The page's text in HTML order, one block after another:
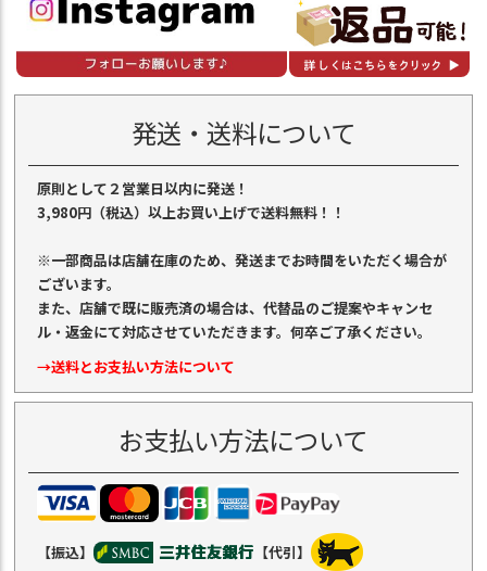
発送・送料について
原則として２営業日以内に発送！
3,980円（税込）以上お買い上げで送料無料！！
※一部商品は店舗在庫のため、発送までお時間をいただく場合が
ございます。
また、店舗で既に販売済の場合は、代替品のご提案やキャンセ
ル・返金にて対応させていただきます。何卒ご了承ください。
→送料とお支払い方法について
お支払い方法について
【振込】 【代引】